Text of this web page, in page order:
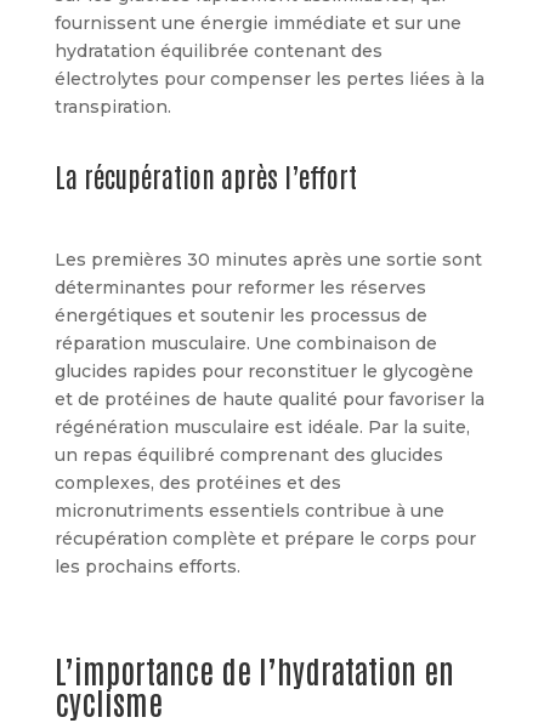
fournissent une énergie immédiate et sur une
hydratation équilibrée contenant des
électrolytes pour compenser les pertes liées à la
transpiration.
La récupération après l’effort
Les premières 30 minutes après une sortie sont
déterminantes pour reformer les réserves
énergétiques et soutenir les processus de
réparation musculaire. Une combinaison de
glucides rapides pour reconstituer le glycogène
et de protéines de haute qualité pour favoriser la
régénération musculaire est idéale. Par la suite,
un repas équilibré comprenant des glucides
complexes, des protéines et des
micronutriments essentiels contribue à une
récupération complète et prépare le corps pour
les prochains efforts.
L’importance de l’hydratation en
cyclisme